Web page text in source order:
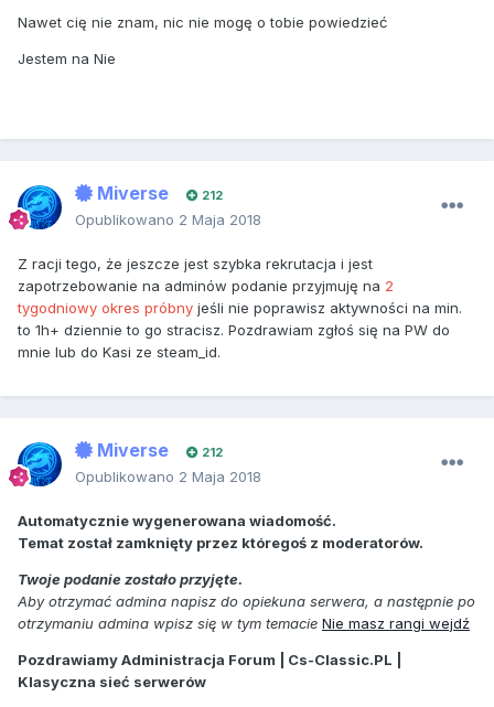
Nawet cię nie znam, nic nie mogę o tobie powiedzieć
Jestem na Nie
Miverse 212
Opublikowano 2 Maja 2018
Z racji tego, że jeszcze jest szybka rekrutacja i jest
zapotrzebowanie na adminów podanie przyjmuję na 2
tygodniowy okres próbny jeśli nie poprawisz aktywności na min.
to 1h+ dziennie to go stracisz. Pozdrawiam zgłoś się na PW do
mnie lub do Kasi ze steam_id.
Miverse 212
Opublikowano 2 Maja 2018
Automatycznie wygenerowana wiadomość.
Temat został zamknięty przez któregoś z moderatorów.
Twoje podanie zostało przyjęte.
Aby otrzymać admina napisz do opiekuna serwera, a następnie po
otrzymaniu admina wpisz się w tym temacie Nie masz rangi wejdź
Pozdrawiamy Administracja Forum | Cs-Classic.PL |
Klasyczna sieć serwerów